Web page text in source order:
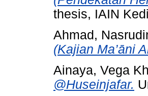
thesis, IAIN
Ahmad,
(Kajian Ma’āni
Ainaya, Vega
@Huseinjafar.